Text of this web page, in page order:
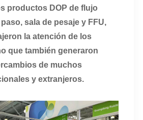
productos DOP de flujo
sala de pesaje y FFU,
la atención de los
que también generaron
de muchos
y extranjeros.